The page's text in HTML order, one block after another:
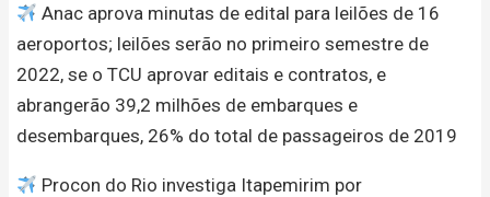
Anac aprova minutas de edital para leilões de 16
aeroportos; leilões serão no primeiro semestre de
2022, se o TCU aprovar editais e contratos, e
abrangerão 39,2 milhões de embarques e
desembarques, 26% do total de passageiros de 2019
Procon do Rio investiga Itapemirim por